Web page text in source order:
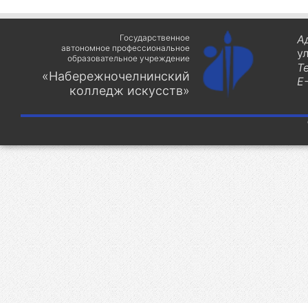
Государственное
автономное профессиональное
образовательное учреждение
«Набережночелнинский
колледж искусств»